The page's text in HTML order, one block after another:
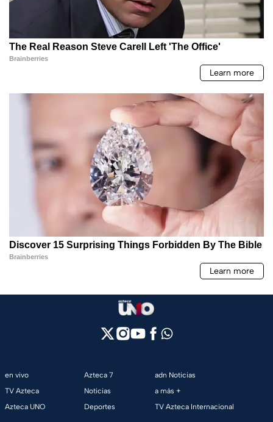
en vivo
TV Azteca
Azteca UNO
Azteca 7
Noticias
Deportes
adn Noticias
a más +
TV Azteca Internacional